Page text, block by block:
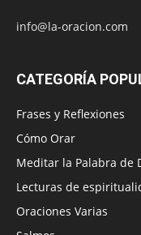
info@la-oracion.com
CATEGORÍA
Frases y Reflexiones
Cómo Orar
Meditar la Palabra de
Lecturas de
Oraciones Varias